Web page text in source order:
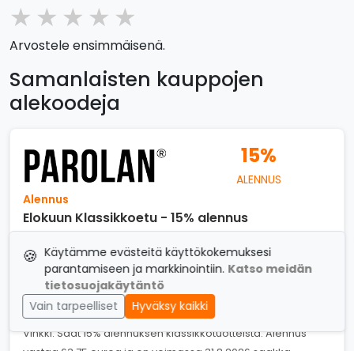
🍪 Käytämme evästeitä käyttökokemuksesi
parantamiseen ja markkinointiin. Katso meidän
tietosuojakäytäntö
Vain tarpeelliset
Hyväksy kaikki
★ ★ ★ ★ ★
Arvostele ensimmäisenä.
Samanlaisten kauppojen
alekoodeja
15%
ALENNUS
Alennus
Elokuun Klassikkoetu - 15% alennus
Voimassa asti: 31.08.2026
Lunasta alennus
Katso Parolan Rottinki tarjoukset
Vinkki: Saat 15% alennuksen klassikkotuotteista. Alennus